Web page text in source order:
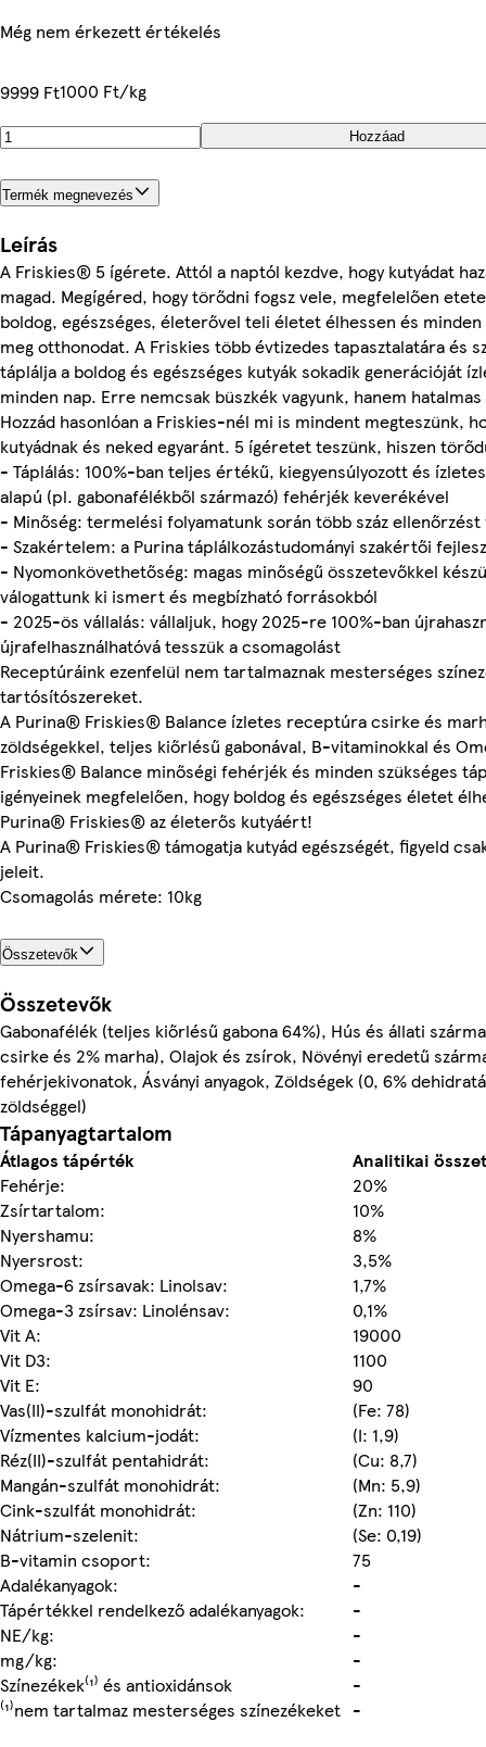
Még nem érkezett értékelés
9999 Ft1000 Ft/kg
Hozzáad
Termék megnevezés
Leírás
A Friskies® 5 ígérete. Attól a naptól kezdve, hogy kutyádat
magad. Megígéred, hogy törődni fogsz vele, megfelelően
boldog, egészséges, életerővel teli életet élhessen és
meg otthonodat. A Friskies több évtizedes tapasztalatára és
táplálja a boldog és egészséges kutyák sokadik generációját
minden nap. Erre nemcsak büszkék vagyunk, hanem
Hozzád hasonlóan a Friskies-nél mi is mindent megteszünk,
kutyádnak és neked egyaránt. 5 ígéretet teszünk, hiszen
- Táplálás: 100%-ban teljes értékű, kiegyensúlyozott és
alapú (pl. gabonafélékből származó) fehérjék keverékével
- Minőség: termelési folyamatunk során több száz ellenőrzést
- Szakértelem: a Purina táplálkozástudományi szakértői
- Nyomonkövethetőség: magas minőségű összetevőkkel
válogattunk ki ismert és megbízható forrásokból
- 2025-ös vállalás: vállaljuk, hogy 2025-re 100%-ban
újrafelhasználhatóvá tesszük a csomagolást
Receptúráink ezenfelül nem tartalmaznak mesterséges
tartósítószereket.
A Purina® Friskies® Balance ízletes receptúra csirke és
zöldségekkel, teljes kiőrlésű gabonával, B-vitaminokkal és
Friskies® Balance minőségi fehérjék és minden szükséges
igényeinek megfelelően, hogy boldog és egészséges életet
Purina® Friskies® az életerős kutyáért!
A Purina® Friskies® támogatja kutyád egészségét, figyeld
jeleit.
Csomagolás mérete: 10kg
Összetevők
Összetevők
Gabonafélék (teljes kiőrlésű gabona 64%), Hús és állati
csirke és 2% marha), Olajok és zsírok, Növényi eredetű
fehérjekivonatok, Ásványi anyagok, Zöldségek (0, 6%
zöldséggel)
Tápanyagtartalom
Átlagos tápérték
Analitikai
Fehérje:
20%
Zsírtartalom:
10%
Nyershamu:
8%
Nyersrost:
3,5%
Omega-6 zsírsavak: Linolsav:
1,7%
Omega-3 zsírsav: Linolénsav:
0,1%
Vit A:
19000
Vit D3:
1100
Vit E:
90
Vas(II)-szulfát monohidrát:
(Fe: 78)
Vízmentes kalcium-jodát:
(I: 1,9)
Réz(II)-szulfát pentahidrát:
(Cu: 8,7)
Mangán-szulfát monohidrát:
(Mn: 5,9)
Cink-szulfát monohidrát:
(Zn: 110)
Nátrium-szelenit:
(Se: 0,19)
B-vitamin csoport:
75
Adalékanyagok:
-
Tápértékkel rendelkező adalékanyagok:
-
NE/kg:
-
mg/kg:
-
Színezékek⁽¹⁾ és antioxidánsok
-
⁽¹⁾nem tartalmaz mesterséges színezékeket -